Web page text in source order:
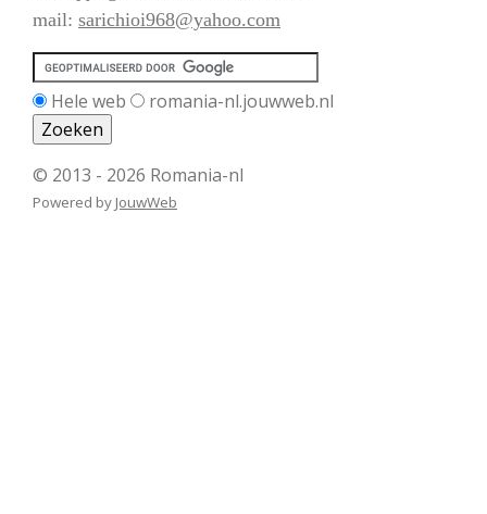
mail: sarichioi968@yahoo.com
Hele web romania-nl.jouwweb.nl
© 2013 - 2026 Romania-nl
Powered by JouwWeb